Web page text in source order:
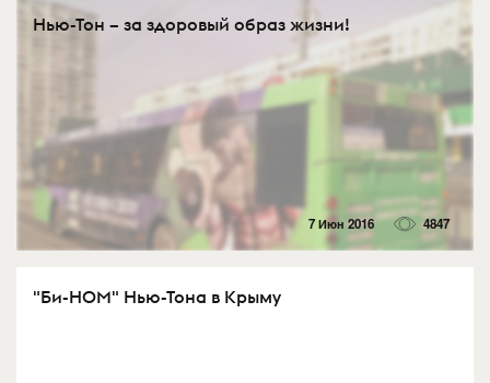
Нью-Тон – за здоровый образ жизни!
7 Июн 2016 4847
"Би-НОМ" Нью-Тона в Крыму